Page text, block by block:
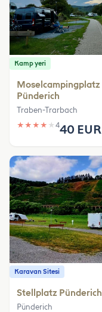
Kamp yeri
Moselcampingplatz
Pünderich
Traben-Trarbach
★ ★ ★ ★ ★ 440 EUR
Karavan Sitesi
Stellplatz Pünderich
Pünderich